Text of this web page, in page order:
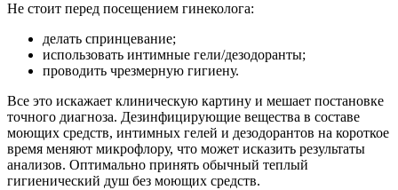
Не стоит перед посещением гинеколога:
делать спринцевание;
использовать интимные гели/дезодоранты;
проводить чрезмерную гигиену.
Все это искажает клиническую картину и мешает постановке
точного диагноза. Дезинфицирующие вещества в составе
моющих средств, интимных гелей и дезодорантов на короткое
время меняют микрофлору, что может исказить результаты
анализов. Оптимально принять обычный теплый
гигиенический душ без моющих средств.